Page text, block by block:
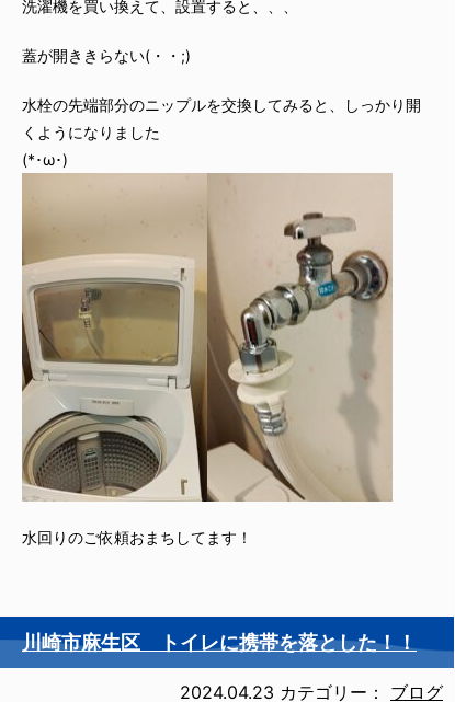
洗濯機を買い換えて、設置すると、、、
蓋が開ききらない(・・;)
水栓の先端部分のニップルを交換してみると、しっかり開
くようになりました
(*･ω･)
水回りのご依頼おまちしてます！
川崎市麻生区 トイレに携帯を落とした！！
2024.04.23 カテゴリー： ブログ